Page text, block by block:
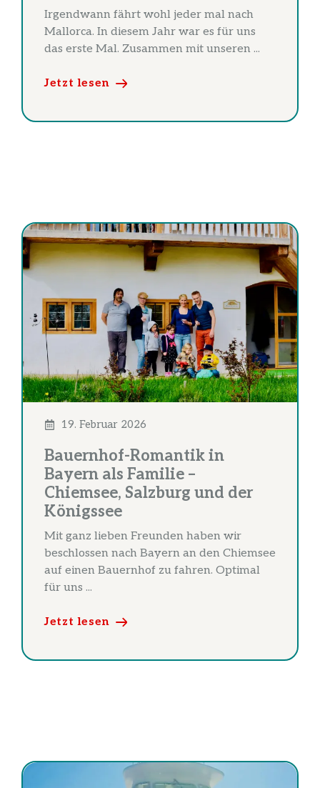
Irgendwann fährt wohl jeder mal nach
Mallorca. In diesem Jahr war es für uns
das erste Mal. Zusammen mit unseren ...
Jetzt lesen
19. Februar 2026
Bauernhof-Romantik in
Bayern als Familie –
Chiemsee, Salzburg und der
Königssee
Mit ganz lieben Freunden haben wir
beschlossen nach Bayern an den Chiemsee
auf einen Bauernhof zu fahren. Optimal
für uns ...
Jetzt lesen